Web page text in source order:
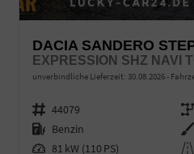
DACIA SANDERO
EXPRESSION SHZ NAVI
unverbindliche Lieferzeit: 30.08.2026
Fahrzeugnr. 44079 Getriebe
Kraftstoff Benzin Außenfarbe
Leistung 81 kW (110 PS) Kilometerstand